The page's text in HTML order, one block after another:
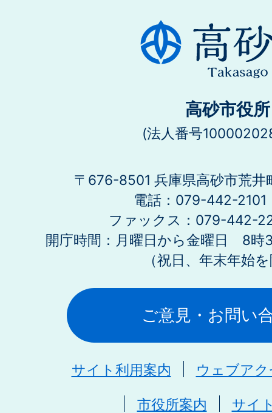
高砂市役所
(法人番号
〒676-8501 兵庫県高砂市荒井
電話：079-442-2101
ファックス：079-442-
開庁時間：月曜日から金曜日 8時
（祝日、年末年始
ご意見・お問い
サイト利用案内 ウェブア
市役所案内 サイ